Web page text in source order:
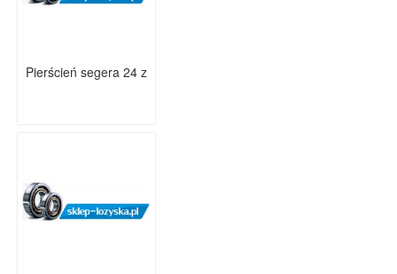
Pierścień segera 24 z